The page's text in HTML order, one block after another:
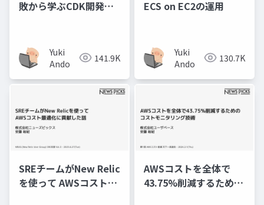
敗から学ぶCDK開発の
Yuki
Ando
141.9K
ECS on EC2の運用
Yuki
Ando
130.7K
SREチームがNew Relic
を使って AWSコスト最
AWSコストを全体で
43.75%削減するための